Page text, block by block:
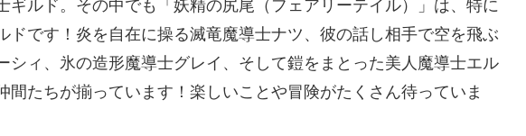
ギルド。その中でも「妖精の尻尾（フェアリーテイル）」は、特に
ドです！炎を自在に操る滅竜魔導士ナツ、彼の話し相手で空を飛ぶ
シィ、氷の造形魔導士グレイ、そして鎧をまとった美人魔導士エル
間たちが揃っています！楽しいことや冒険がたくさん待っていま